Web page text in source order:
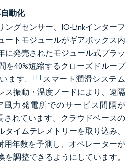
動化
ングセンサー、IO-Linkインターフ
ートモジュールがギアボックス内
に発売されたモジュール式プラッ
を40%短縮するクローズドループ
ます。 [1] スマート潤滑システム
ス振動・温度ノードにより、遠隔
風力発電所でのサービス間隔が
されています。クラウドベースの
タイムテレメトリーを取り込み、
用年数を予測し、オペレーターが
調整できるようにしています。